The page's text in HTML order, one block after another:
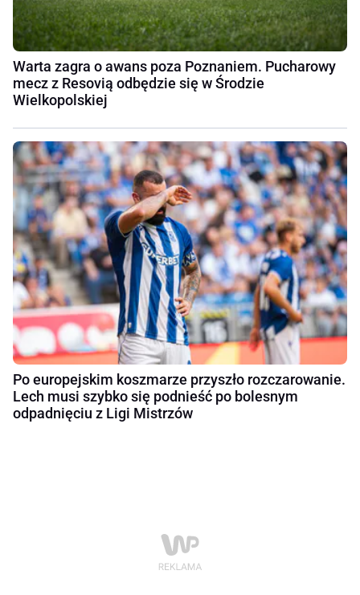
Warta zagra o awans poza Poznaniem. Pucharowy
mecz z Resovią odbędzie się w Środzie
Wielkopolskiej
Po europejskim koszmarze przyszło rozczarowanie.
Lech musi szybko się podnieść po bolesnym
odpadnięciu z Ligi Mistrzów